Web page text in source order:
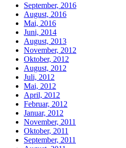
September, 2016
August, 2016
Mai, 2016
Juni, 2014
August, 2013
November, 2012
Oktober, 2012
August, 2012
Juli, 2012
Mai, 2012
April, 2012
Februar, 2012
Januar, 2012
November, 2011
Oktober, 2011
September, 2011